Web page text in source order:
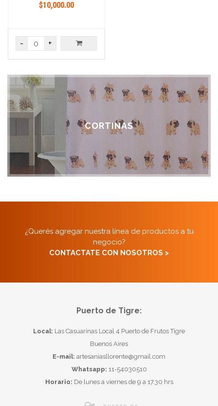
$10,000.00
- +
CORTINAS
¿Querés agregar nuestra línea de productos a tu
negocio?
CONTACTATE CON NOSOTROS >
Puerto de Tigre:
Local: Las Casuarinas Local 4 Puerto de Frutos Tigre
Buenos Aires
E-mail: artesaniasllorente@gmail.com
Whatsapp: 11-54030510
Horario: De lunes a viernes de 9 a 17.30 hrs